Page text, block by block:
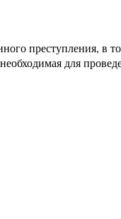
преступления, в
для